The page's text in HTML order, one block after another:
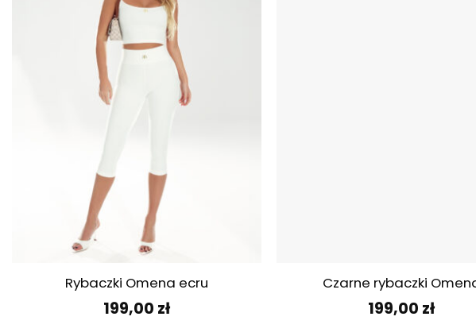
Rybaczki Omena ecru
199,00 zł
Czarne rybaczki
199,00 zł